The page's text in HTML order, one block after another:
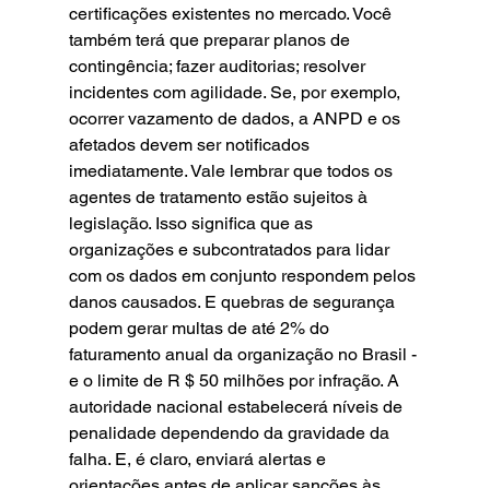
certificações existentes no mercado. Você
também terá que preparar planos de
contingência; fazer auditorias; resolver
incidentes com agilidade. Se, por exemplo,
ocorrer vazamento de dados, a ANPD e os
afetados devem ser notificados
imediatamente. Vale lembrar que todos os
agentes de tratamento estão sujeitos à
legislação. Isso significa que as
organizações e subcontratados para lidar
com os dados em conjunto respondem pelos
danos causados. E quebras de segurança
podem gerar multas de até 2% do
faturamento anual da organização no Brasil -
e o limite de R $ 50 milhões por infração. A
autoridade nacional estabelecerá níveis de
penalidade dependendo da gravidade da
falha. E, é claro, enviará alertas e